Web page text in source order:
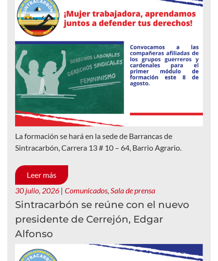
La formación se hará en la sede de Barrancas de
Sintracarbón, Carrera 13 # 10 – 64, Barrio Agrario.
Leer más
30 julio, 2026 | Comunicados Sala de prensa
Sintracarbón se reúne con el nuevo
presidente de Cerrejón, Edgar
Alfonso